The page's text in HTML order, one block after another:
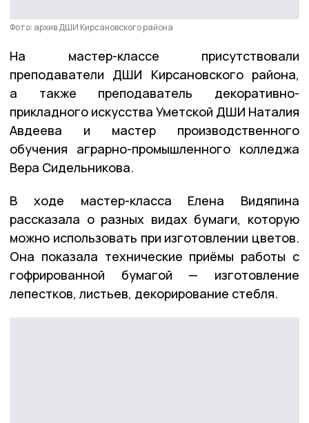
Фото: архив ДШИ Кирсановского района
На мастер-классе присутствовали
преподаватели ДШИ Кирсановского района,
а также преподаватель декоративно-
прикладного искусства Уметской ДШИ Наталия
Авдеева и мастер производственного
обучения аграрно-промышленного колледжа
Вера Сидельникова.
В ходе мастер-класса Елена Видяпина
рассказала о разных видах бумаги, которую
можно использовать при изготовлении цветов.
Она показала технические приёмы работы с
гофрированной бумагой — изготовление
лепестков, листьев, декорирование стебля.